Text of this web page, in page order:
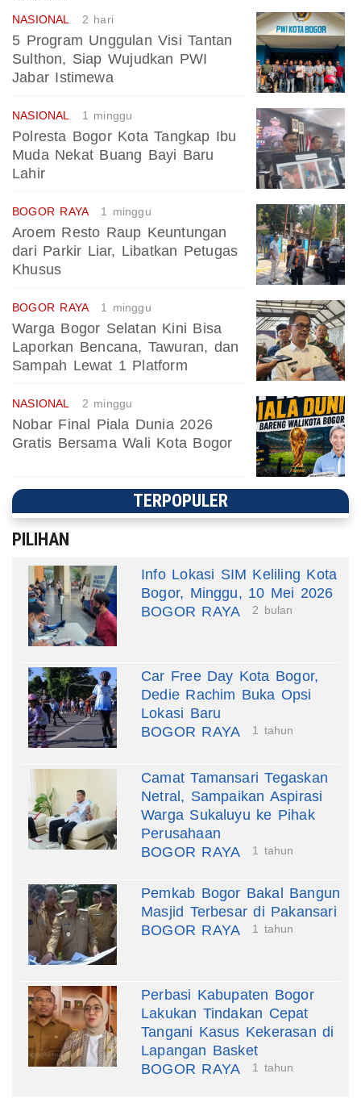
NASIONAL 2 hari
5 Program Unggulan Visi Tantan
Sulthon, Siap Wujudkan PWI
Jabar Istimewa
NASIONAL 1 minggu
Polresta Bogor Kota Tangkap Ibu
Muda Nekat Buang Bayi Baru
Lahir
BOGOR RAYA 1 minggu
Aroem Resto Raup Keuntungan
dari Parkir Liar, Libatkan Petugas
Khusus
BOGOR RAYA 1 minggu
Warga Bogor Selatan Kini Bisa
Laporkan Bencana, Tawuran, dan
Sampah Lewat 1 Platform
NASIONAL 2 minggu
Nobar Final Piala Dunia 2026
Gratis Bersama Wali Kota Bogor
TERPOPULER
PILIHAN
Info Lokasi SIM Keliling Kota
Bogor, Minggu, 10 Mei 2026
BOGOR RAYA
2 bulan
Car Free Day Kota Bogor,
Dedie Rachim Buka Opsi
Lokasi Baru
BOGOR RAYA
1 tahun
Camat Tamansari Tegaskan
Netral, Sampaikan Aspirasi
Warga Sukaluyu ke Pihak
Perusahaan
BOGOR RAYA
1 tahun
Pemkab Bogor Bakal Bangun
Masjid Terbesar di Pakansari
BOGOR RAYA
1 tahun
Perbasi Kabupaten Bogor
Lakukan Tindakan Cepat
Tangani Kasus Kekerasan di
Lapangan Basket
BOGOR RAYA
1 tahun